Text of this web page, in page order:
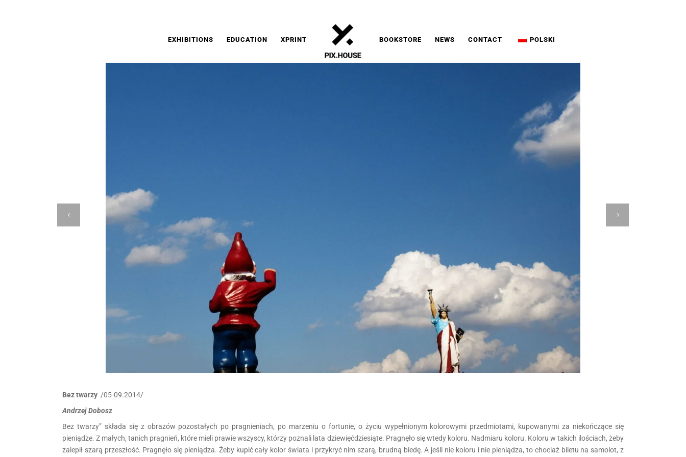
EXHIBITIONS EDUCATION XPRINT BOOKSTORE NEWS CONTACT POLSKI
BEZ TWARZY | ANDRZEJ DOBOSZ
Bez twarzy /05-09.2014/
Andrzej Dobosz
Bez twarzy” składa się z obrazów pozostałych po pragnieniach, po marzeniu o fortunie, o życiu wypełnionym kolorowymi przedmiotami, kupowanymi za niekończące się
pieniądze. Z małych, tanich pragnień, które mieli prawie wszyscy, którzy poznali lata dziewięćdziesiąte. Pragnęło się wtedy koloru. Nadmiaru koloru. Koloru w takich ilościach, żeby
zalepił szarą przeszłość. Pragnęło się pieniądza. Żeby kupić cały kolor świata i przykryć nim szarą, brudną biedę. A jeśli nie koloru i nie pieniądza, to chociaż biletu na samolot, z